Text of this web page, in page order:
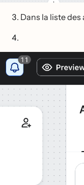
Dans la liste des